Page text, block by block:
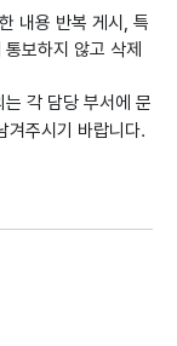
내용 반복 게시, 특
보하지 않고 삭제
각 담당 부서에 문
겨주시기 바랍니다.